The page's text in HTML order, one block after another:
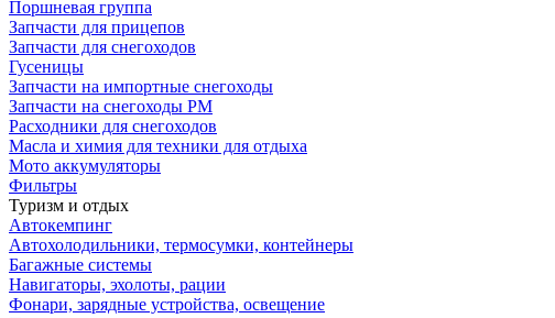
Поршневая группа
Запчасти для прицепов
Запчасти для снегоходов
Гусеницы
Запчасти на импортные снегоходы
Запчасти на снегоходы РМ
Расходники для снегоходов
Масла и химия для техники для отдыха
Мото аккумуляторы
Фильтры
Туризм и отдых
Автокемпинг
Автохолодильники, термосумки, контейнеры
Багажные системы
Навигаторы, эхолоты, рации
Фонари, зарядные устройства, освещение